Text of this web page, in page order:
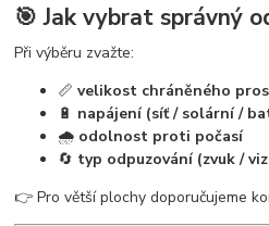
🎯 Jak vybrat správný
Při výběru zvažte:
📏velikost chráněného
🔋 napájení (síť / solární /
🌧 odolnost proti počasí
🔄 typ odpuzování (zvuk /
👉 Pro větší plochy doporučujeme